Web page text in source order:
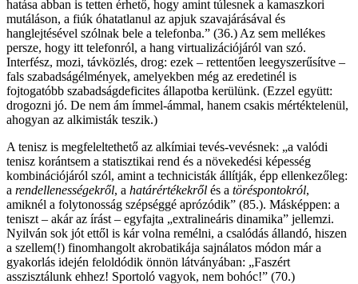
hatása abban is tetten érhető, hogy amint túlesnek a kamaszkori
mutáláson, a fiúk óhatatlanul az apjuk szavajárásával és
hanglejtésével szólnak bele a telefonba.” (36.) Az sem mellékes
persze, hogy itt telefonról, a hang virtualizációjáról van szó.
Interfész, mozi, távközlés, drog: ezek – rettentően leegyszerűsítve –
fals szabadságélmények, amelyekben még az eredetinél is
fojtogatóbb szabadságdeficites állapotba kerülünk. (Ezzel együtt:
drogozni jó. De nem ám ímmel-ámmal, hanem csakis mértéktelenül,
ahogyan az alkimisták teszik.)
A tenisz is megfeleltethető az alkímiai tevés-vevésnek: „a valódi
tenisz korántsem a statisztikai rend és a növekedési képesség
kombinációjáról szól, amint a technicisták állítják, épp ellenkezőleg:
a rendellenességekről, a határértékekről és a töréspontokról,
amiknél a folytonosság szépséggé aprózódik” (85.). Másképpen: a
teniszt – akár az írást – egyfajta „extralineáris dinamika” jellemzi.
Nyilván sok jót ettől is kár volna remélni, a csalódás állandó, hiszen
a szellem(!) finomhangolt akrobatikája sajnálatos módon már a
gyakorlás idején feloldódik önnön látványában: „Faszért
asszisztálunk ehhez! Sportoló vagyok, nem bohóc!” (70.)